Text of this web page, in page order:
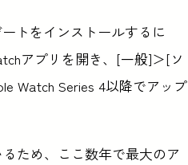
トをインストールするに
アプリを開き、[一般]＞[ソ
Watch Series 4以降でアップ
ため、ここ数年で最大のア